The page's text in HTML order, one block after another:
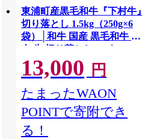
東浦町産黒毛和牛『下村牛』
切り落とし 1.5kg（250g×6
袋）│和牛 国産 黒毛和牛 牛
肉 牛 切り落とし 1.5キロ
1.5kg 便利 大容量 小分け 下
村牛 愛知県 東浦町
13,000 円
たまったWAON
POINTで寄附でき
る！